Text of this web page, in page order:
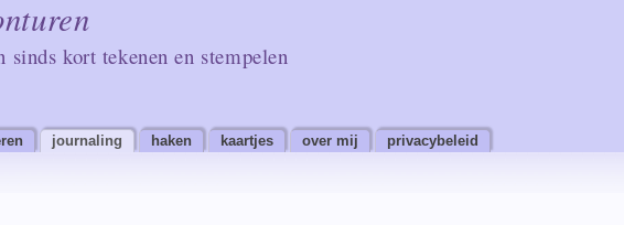
sinds kort tekenen en stempelen
journaling haken kaartjes over mij privacybeleid